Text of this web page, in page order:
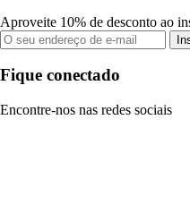
Aproveite 10% de desconto ao
Fique conectado
Encontre-nos nas redes sociais